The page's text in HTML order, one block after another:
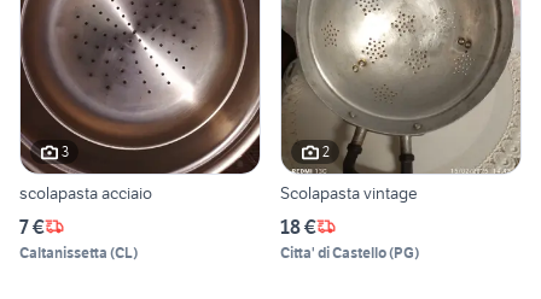
3
scolapasta acciaio
7 €
Caltanissetta (CL)
2
Scolapasta vintage
18 €
Citta' di Castello(PG)